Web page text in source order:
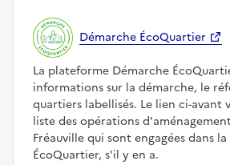
Démarche ÉcoQuartier
La plateforme Démarche
informations sur la démarche, le
quartiers labellisés. Le lien ci-avant
liste des opérations
Fréauville qui sont engagées dans
ÉcoQuartier, s'il y en a.